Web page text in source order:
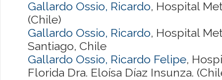
Gallardo Ossio, Ricardo, Hospital
(Chile)
Gallardo Ossio, Ricardo, Hospital
Santiago, Chile
Gallardo Ossio, Ricardo Felipe,
Florida Dra. Eloísa Díaz Insunza.